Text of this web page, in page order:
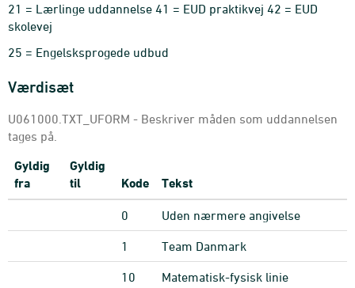
21 = Lærlinge uddannelse 41 = EUD praktikvej 42 = EUD
skolevej
25 = Engelsksprogede udbud
Værdisæt
U061000.TXT_UFORM - Beskriver måden som uddannelsen
tages på.
Gyldig
fra
Gyldig
til
Kode Tekst
0 Uden nærmere angivelse
1 Team Danmark
10 Matematisk-fysisk linie